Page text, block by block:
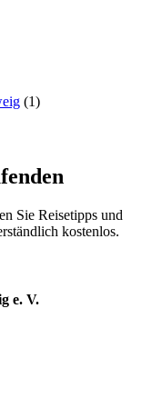
(1)
Sie Reisetipps und
kostenlos.
e. V.